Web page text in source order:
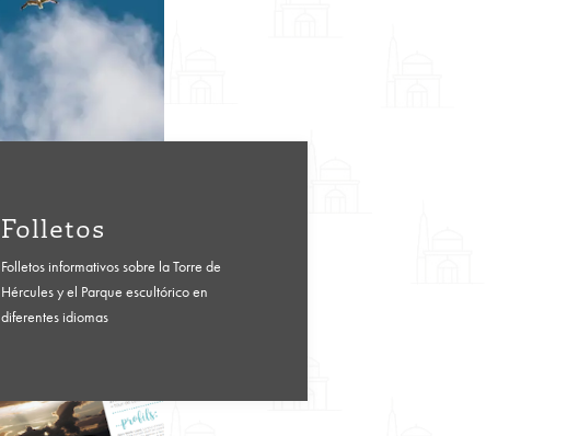
Folletos
Folletos informativos sobre la Torre de
Hércules y el Parque escultórico en
diferentes idiomas